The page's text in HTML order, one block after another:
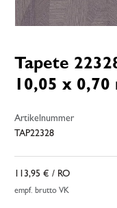
Tapete
10,05 x 0,70
Artikelnummer
TAP22328
113,95 € / RO
empf. brutto VK